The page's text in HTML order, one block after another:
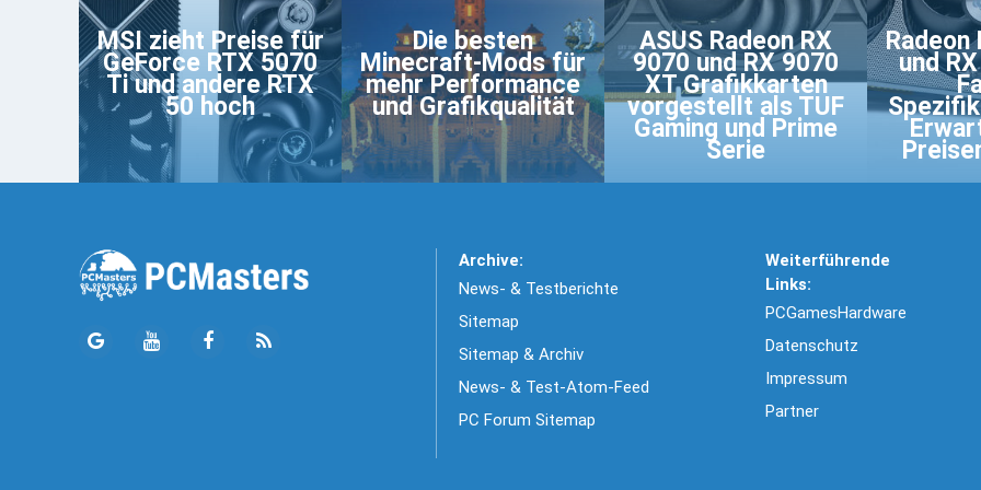
MSI zieht Preise für
GeForce RTX 5070
Ti und andere RTX
50 hoch
Die besten
Minecraft-Mods für
mehr Performance
und Grafikqualität
ASUS Radeon RX
9070 und RX 9070
XT Grafikkarten
vorgestellt als TUF
Gaming und Prime
Serie
Radeon
und
Archive:
News- & Testberichte
Sitemap
Sitemap & Archiv
News- & Test-Atom-Feed
PC Forum Sitemap
Weiterführende
Links:
PCGamesHardware
Datenschutz
Impressum
Partner